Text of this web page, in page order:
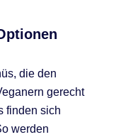
die den
gerecht
finden sich
werden